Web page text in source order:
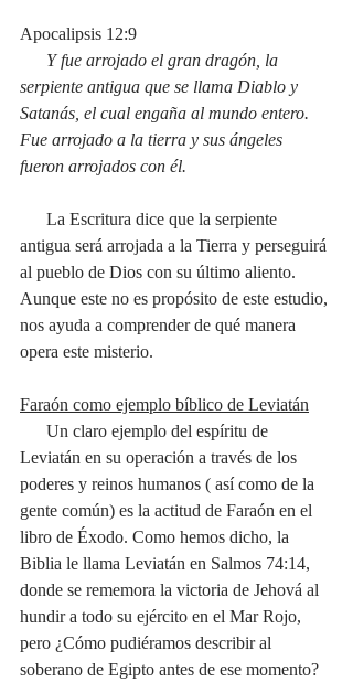
Apocalipsis 12:9
Y fue arrojado el gran dragón, la
serpiente antigua que se llama Diablo y
Satanás, el cual engaña al mundo entero.
Fue arrojado a la tierra y sus ángeles
fueron arrojados con él.
antigua será arrojada a la Tierra y perseguirá
al pueblo de Dios con su último aliento.
Aunque este no es propósito de este estudio,
nos ayuda a comprender de qué manera
opera este misterio.
Faraón como ejemplo bíblico de Leviatán
Leviatán en su operación a través de los
poderes y reinos humanos ( así como de la
gente común) es la actitud de Faraón en el
libro de Éxodo. Como hemos dicho, la
Biblia le llama Leviatán en Salmos 74:14,
donde se rememora la victoria de Jehová al
hundir a todo su ejército en el Mar Rojo,
pero ¿Cómo pudiéramos describir al
soberano de Egipto antes de ese momento?